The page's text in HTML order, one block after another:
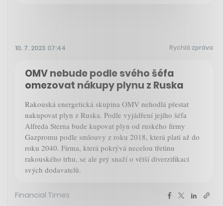
10. 7. 2023 07:44 Rychlá zpráva
OMV nebude podle svého šéfa
omezovat nákupy plynu z Ruska
Rakouská energetická skupina OMV nehodlá přestat
nakupovat plyn z Ruska. Podle vyjádření jejího šéfa
Alfreda Sterna bude kupovat plyn od ruského firmy
Gazpromu podle smlouvy z roku 2018, která platí až do
roku 2040. Firma, která pokrývá necelou třetinu
rakouského trhu, se ale prý snaží o větší diverzifikaci
svých dodavatelů.
Financial Times